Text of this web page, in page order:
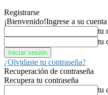
Registrarse
¡Bienvenido!Ingrese a su cuenta
tu
tu
¿Olvidaste tu contraseña?
Recuperación de contraseña
Recupera tu contraseña
tu